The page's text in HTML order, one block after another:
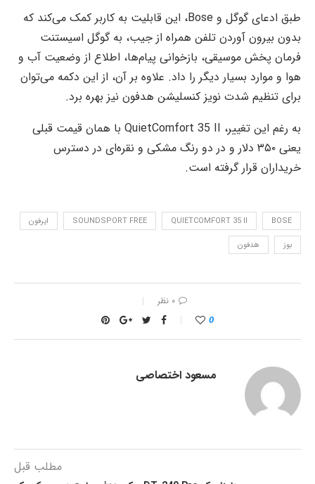
طبق ادعای گوگل و Bose، این قابلیت به کاربر کمک می‌کند که
بدون بیرون آوردن تلفن همراه از جیب، به گوگل اسیستنت
فرمان پخش موسیقی، بازخوانی پیام‌ها، اطلاع از وضعیت آب و
هوا و موارد بسیار دیگر را داد. علاوه بر آن، از این دکمه می‌توان
برای تنظیم شدت نویز کنسلیشن هدفون نیز بهره برد.
به رغم این تغییر، QuietComfort 35 II با همان قیمت قبلی
یعنی ۳۵۰ دلار و در دو رنگ مشکی و نقره‌ای در دسترس
خریداران قرار گرفته است.
BOSE
QUIETCOMFORT 35 II
SOUNDSPORT FREE
ایرفون
بوز
هدفون
۰ نظر
0
مسعود اختصاصی
مطلب قبل